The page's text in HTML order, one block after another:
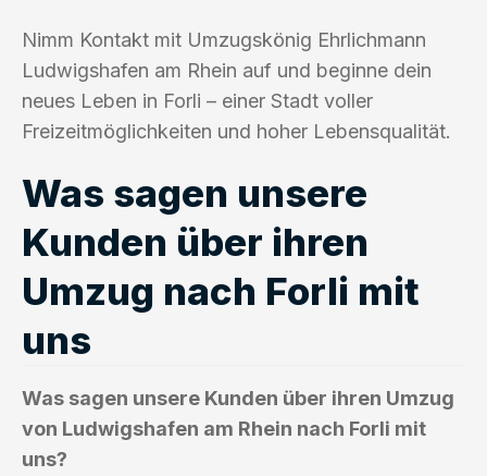
Nimm Kontakt mit Umzugskönig Ehrlichmann
Ludwigshafen am Rhein auf und beginne dein
neues Leben in Forli – einer Stadt voller
Freizeitmöglichkeiten und hoher Lebensqualität.
Was sagen unsere
Kunden über ihren
Umzug nach Forli mit
uns
Was sagen unsere Kunden über ihren Umzug
von Ludwigshafen am Rhein nach Forli mit
uns?